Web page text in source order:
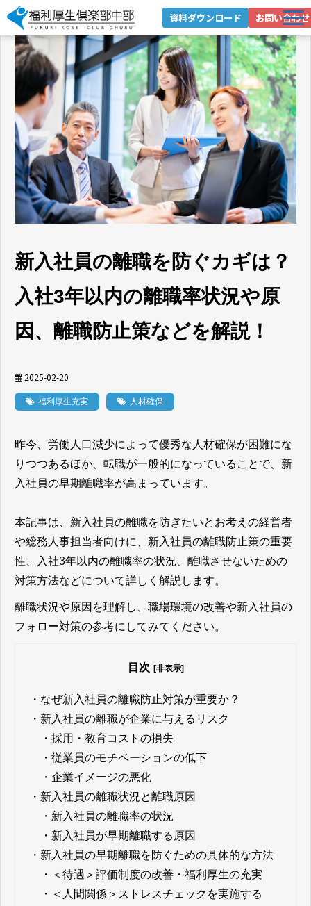
資料ダウンロード お問い合わせ
選ばれる理由
サービス紹介
導入事例
お役立ちブログ
お役立ち資料
企業情報
健康経営への取り組み
新入社員の離職を防ぐカギは？
入社3年以内の離職率状況や原
因、離職防止策などを解説！
2025-02-20
福利厚生充実 人材確保
昨今、労働人口減少によって優秀な人材確保が困難にな
りつつあるほか、転職が一般的になっていることで、新
入社員の早期離職率が高まっています。
本記事は、新入社員の離職を防ぎたいとお考えの経営者
や総務人事担当者向けに、新入社員の離職防止策の重要
性、入社3年以内の離職率の状況、離職させないための
対策方法などについて詳しく解説します。
離職状況や原因を理解し、職場環境の改善や新入社員の
フォロー対策の参考にしてみてください。
目次 [非表示]
・ なぜ新入社員の離職防止対策が重要か？
・ 新入社員の離職が企業に与えるリスク
・ 採用・教育コストの損失
・ 従業員のモチベーションの低下
・ 企業イメージの悪化
・ 新入社員の離職状況と離職原因
・ 新入社員の離職率の状況
・ 新入社員が早期離職する原因
・ 新入社員の早期離職を防ぐための具体的な方法
・ ＜待遇＞評価制度の改善・福利厚生の充実
・ ＜人間関係＞ストレスチェックを実施する